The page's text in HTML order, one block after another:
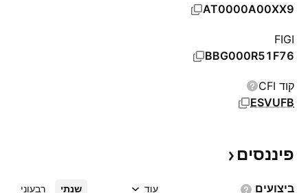
AT0000A00XX9
FIGI
BBG000R51F76
קוד CFI
ESVUFB
פיננסים
ביצועים שנתי רבעוני עוד